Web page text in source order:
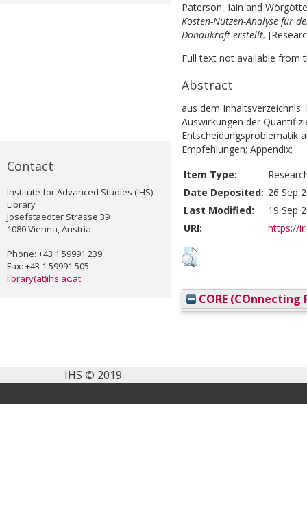
Contact
Institute for Advanced Studies (IHS)
Library
Josefstaedter Strasse 39
1080 Vienna, Austria
Phone: +43 1 59991 239
Fax: +43 1 59991 505
library(at)ihs.ac.at
Paterson, Iain and
Kosten-Nutzen-Analyse für
Donaukraft erstellt.
Full text not available from
Abstract
aus dem
Auswirkungen der
Entscheidungsproblematik
Empfehlungen; Appendix;
Item Type:
Date Deposited: 26 Sep
Last Modified:
19 Sep
URI:
https://
CORE (COnnecting
IHS © 2019